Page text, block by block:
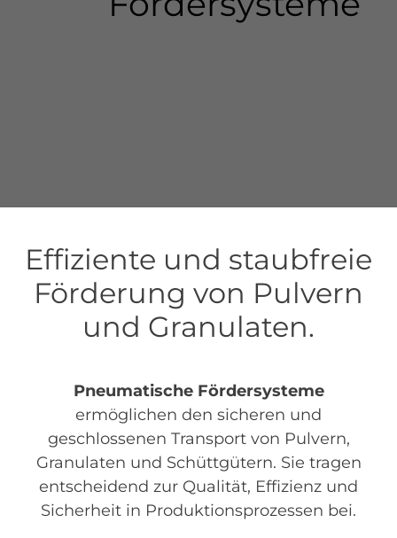
Effiziente und staubfreie
Förderung von Pulvern
und Granulaten.
Pneumatische Fördersysteme
ermöglichen den sicheren und
geschlossenen Transport von Pulvern,
Granulaten und Schüttgütern. Sie tragen
entscheidend zur Qualität, Effizienz und
Sicherheit in Produktionsprozessen bei.